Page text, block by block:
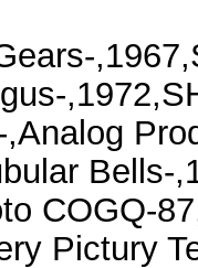
Bells-
COGQ-
Pictury